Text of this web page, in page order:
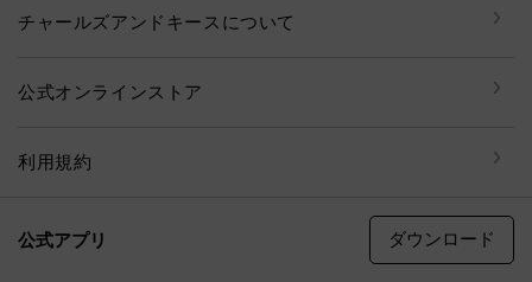
チャールズアンドキースについて
公式オンラインストア
利用規約
公式アプリ ダウンロード